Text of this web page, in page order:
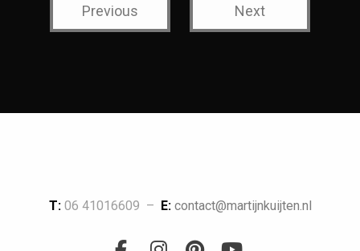
Previous Next
T:06 41016609 – E: contact@martijnkuijten.nl